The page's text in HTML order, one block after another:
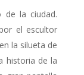
de la ciudad.
el escultor
la silueta de
historia de la